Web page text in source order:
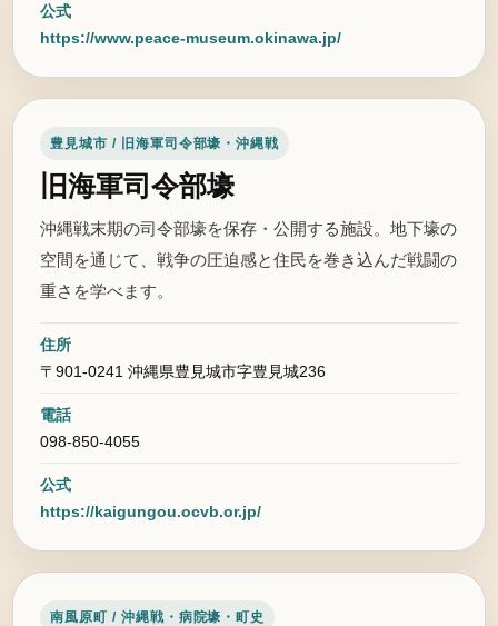
公式
https://www.peace-museum.okinawa.jp/
豊見城市 / 旧海軍司令部壕・沖縄戦
旧海軍司令部壕
沖縄戦末期の司令部壕を保存・公開する施設。地下壕の
空間を通じて、戦争の圧迫感と住民を巻き込んだ戦闘の
重さを学べます。
住所
〒901-0241 沖縄県豊見城市字豊見城236
電話
098-850-4055
公式
https://kaigungou.ocvb.or.jp/
南風原町 / 沖縄戦・病院壕・町史